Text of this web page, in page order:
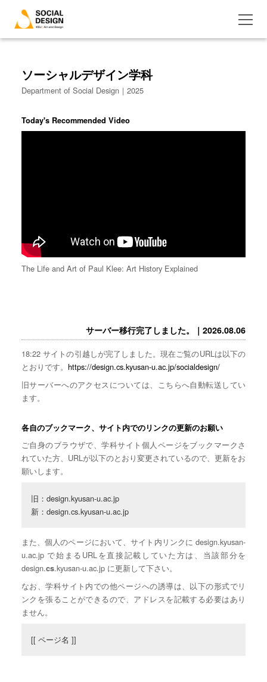
ソーシャルデザイン学科
Department of Social Design｜2025
Today's Recommended Video
The Life and Art of Paul Klee: Art History Explained
サーバー移行完了しました。｜2026.08.06
18:22 サイトの引越しが完了しました。現在ご覧のURLは以下の
とおりです。 https://design.cs.kyusan-u.ac.jp/socialdesign/
旧サーバーへのアクセスについては、こちらへ自動転送してい
ます。
各自のブックマーク、サイト内でのリンクの更新のお願い
ご自身のブラウザで、学科サイト個人ページをブックマークさ
れていた方、URLが以下のとおり変更されているので、更新をお
願いします。
旧：design.kyusan-u.ac.jp
新：design.cs.kyusan-u.ac.jp
また、個人のページにおいて、サイト内リンクに design.kyusan-
u.ac.jp で始まるURLを直接記載していた方は、当該部分を
design.cs.kyusan-u.ac.jp に更新して下さい。
なお、学科サイト内での他ページへの誘導は、以下の形式でリ
ンクを張ることができるので、アドレスを記載する必要はあり
ません。
[[ ページ名 ]]